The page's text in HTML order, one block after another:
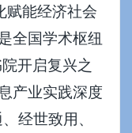
赋能经济社会
全国学术枢纽
开启复兴之
产业实践深度
经世致用、